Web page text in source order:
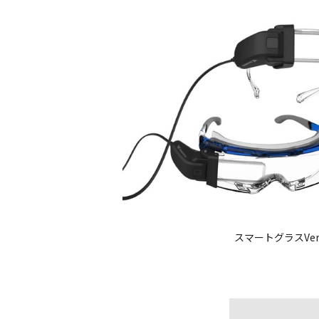
スマートグラス